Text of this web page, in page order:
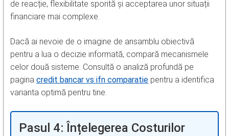
de reacție, flexibilitate sporită și acceptarea unor situații
financiare mai complexe.
Dacă ai nevoie de o imagine de ansamblu obiectivă
pentru a lua o decizie informată, compară mecanismele
celor două sisteme. Consultă o analiză profundă pe
paginacredit bancar vs ifn comparatie pentru a identifica
varianta optimă pentru tine.
Pasul 4: Înțelegerea Costurilor